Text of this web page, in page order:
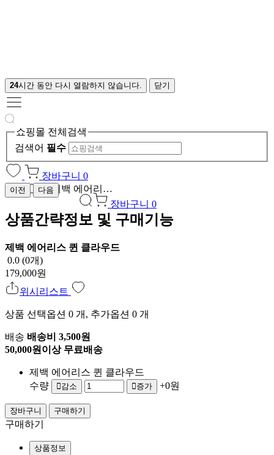
24시간 동안 다시 열람하지 않습니다. 닫기
쇼핑몰 전체검색
검색어 필수
장바구니 0
제백 에어리스 퀸 클라우드
장바구니 0
이전 다음
상품간략정보 및 구매기능
제백 에어리스 퀸 클라우드
0.0 (0개)
179,000원
위시리스트
상품 선택옵션 0 개, 추가옵션 0 개
배송 배송비 3,500원
50,000원이상 무료배송
제백 에어리스 퀸 클라우드
수량
감소 증가 +0원
구매하기
상품정보